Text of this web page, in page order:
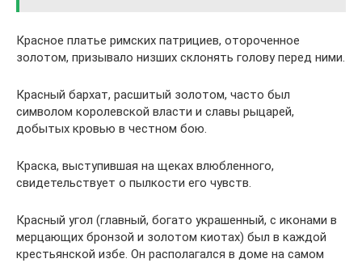
Красное платье римских патрициев, отороченное
золотом, призывало низших склонять голову перед ними.
Красный бархат, расшитый золотом, часто был
символом королевской власти и славы рыцарей,
добытых кровью в честном бою.
Краска, выступившая на щеках влюбленного,
свидетельствует о пылкости его чувств.
Красный угол (главный, богато украшенный, с иконами в
мерцающих бронзой и золотом киотах) был в каждой
крестьянской избе. Он располагался в доме на самом